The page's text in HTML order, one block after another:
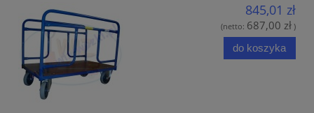
845,01 zł
(netto: 687,00 zł )
do koszyka